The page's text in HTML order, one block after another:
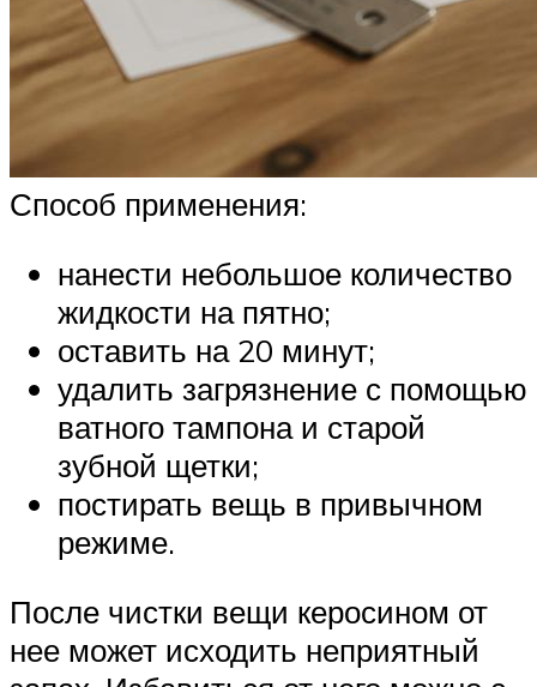
Способ применения:
нанести небольшое количество
жидкости на пятно;
оставить на 20 минут;
удалить загрязнение с помощью
ватного тампона и старой
зубной щетки;
постирать вещь в привычном
режиме.
После чистки вещи керосином от
нее может исходить неприятный